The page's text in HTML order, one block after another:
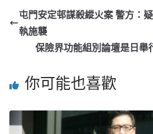
屯門安定邨謀殺縱火案 警方：
執施襲
保險界功能組別論壇是日舉
你可能也喜歡